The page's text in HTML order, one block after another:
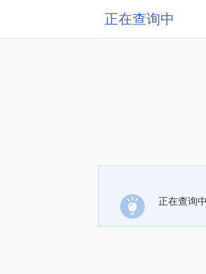
正在查询中
正在查询